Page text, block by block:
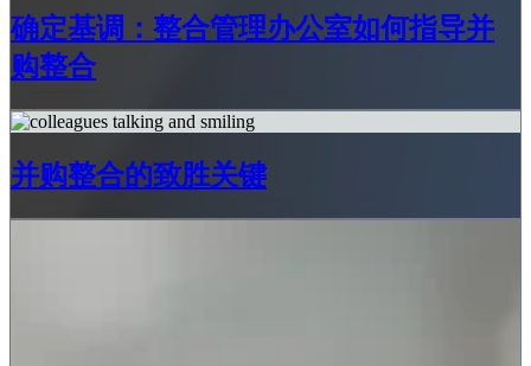
确定基调：整合管理办公室如何指导并
购整合
并购整合的致胜关键